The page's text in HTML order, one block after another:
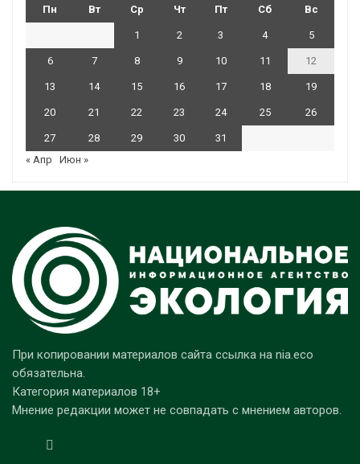
Пн Вт Ср Чт Пт Сб Вс
1 2 3 4 5
6 7 8 9 10 11 12
13 14 15 16 17 18 19
20 21 22 23 24 25 26
27 28 29 30
31
« Апр
Июн »
При копировании материалов сайта ссылка на nia.eco
обязательна.
Категория материалов 18+
Мнение редакции может не совпадать с мнением авторов.